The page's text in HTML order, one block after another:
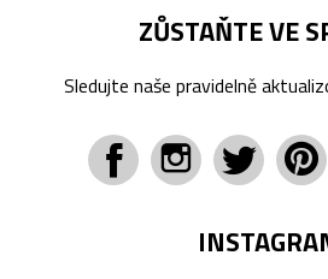
ZŮSTAŇTE VE
Sledujte naše pravidelně